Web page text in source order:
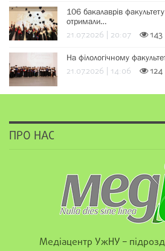
106 бакалаврів факультету
отримали…
21.07.2026 | 20:07 143
На філологічному
21.07.2026 | 14:06 124
ПРО НАС
Медіацентр УжНУ –